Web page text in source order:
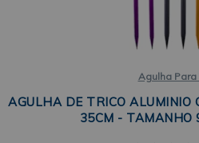
Agulha Para
AGULHA DE TRICO ALUMINIO
35CM - TAMANHO